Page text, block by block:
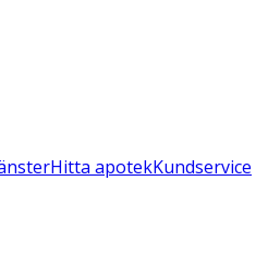
Hitta apotekKundservice